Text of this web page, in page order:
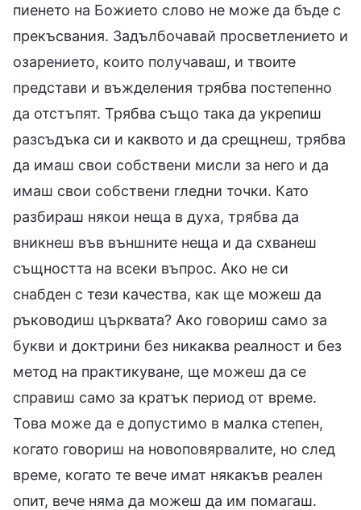
пиенето на Божието слово не може да бъде с
прекъсвания. Задълбочавай просветлението и
озарението, които получаваш, и твоите
представи и въжделения трябва постепенно
да отстъпят. Трябва също така да укрепиш
разсъдъка си и каквото и да срещнеш, трябва
да имаш свои собствени мисли за него и да
имаш свои собствени гледни точки. Като
разбираш някои неща в духа, трябва да
вникнеш във външните неща и да схванеш
същността на всеки въпрос. Ако не си
снабден с тези качества, как ще можеш да
ръководиш църквата? Ако говориш само за
букви и доктрини без никаква реалност и без
метод на практикуване, ще можеш да се
справиш само за кратък период от време.
Това може да е допустимо в малка степен,
когато говориш на новоповярвалите, но след
време, когато те вече имат някакъв реален
опит, вече няма да можеш да им помагаш.